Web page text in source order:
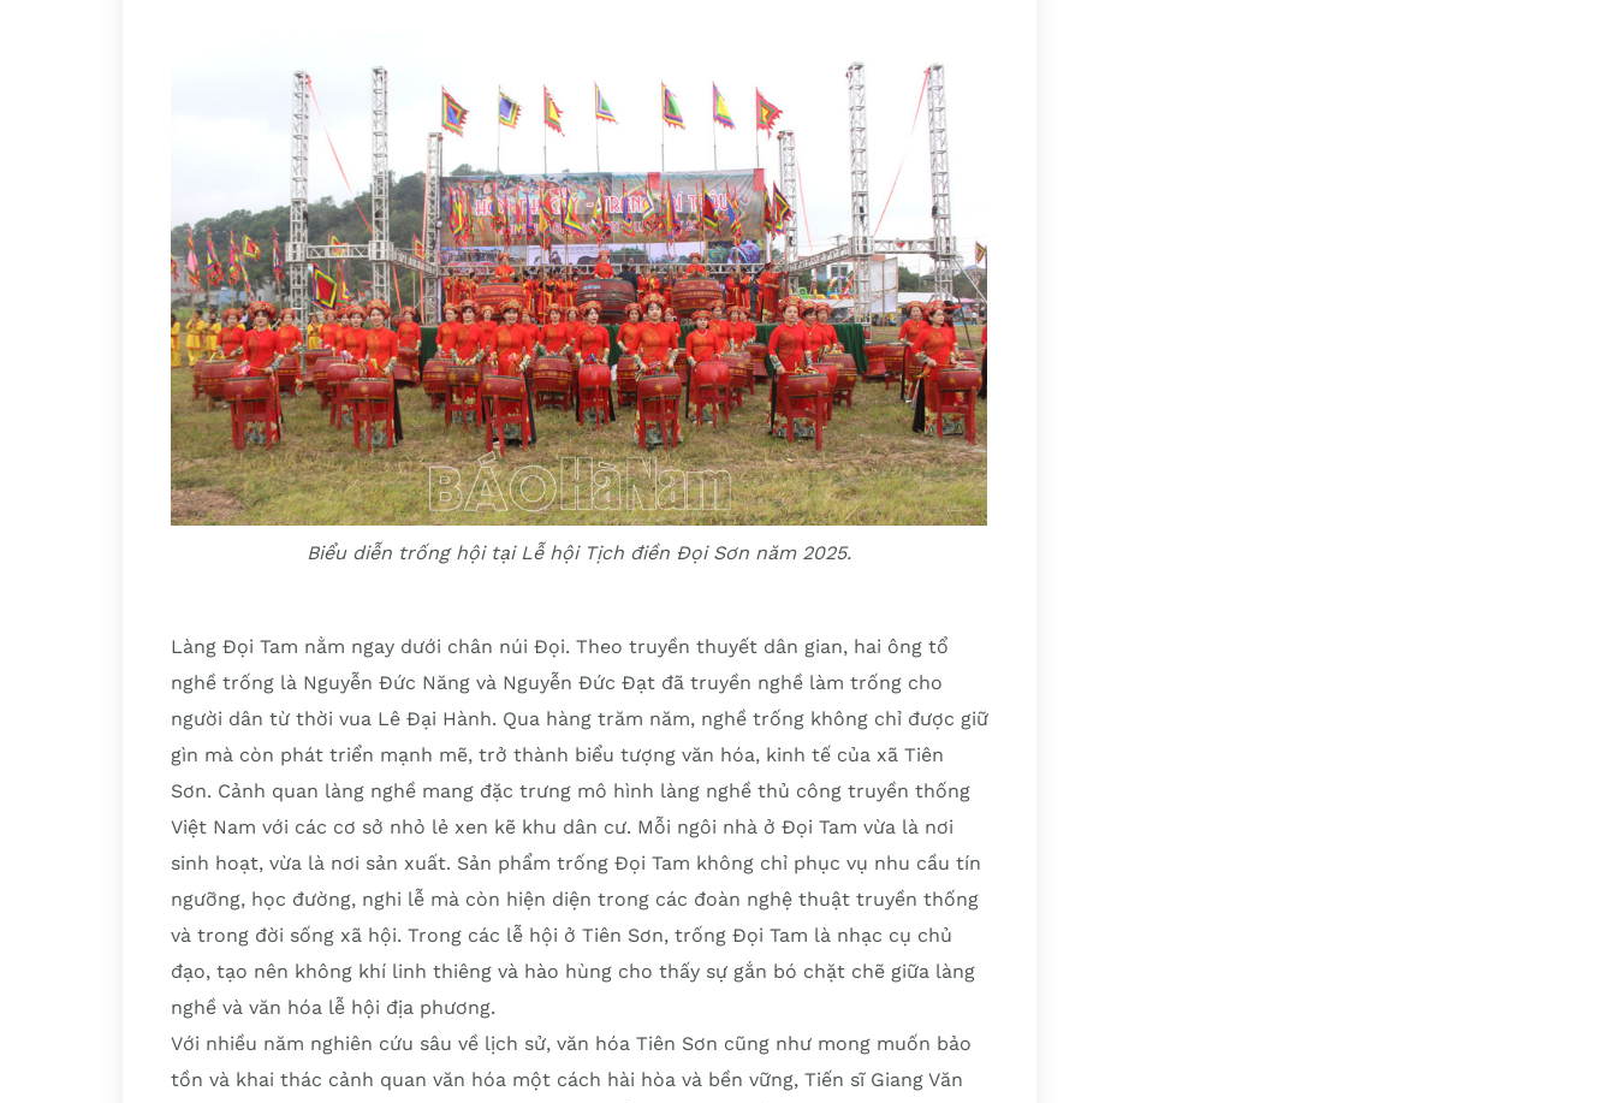
Biểu diễn trống hội tại Lễ hội Tịch điền Đọi Sơn năm 2025.
Làng Đọi Tam nằm ngay dưới chân núi Đọi. Theo truyền thuyết dân gian, hai ông tổ
nghề trống là Nguyễn Đức Năng và Nguyễn Đức Đạt đã truyền nghề làm trống cho
người dân từ thời vua Lê Đại Hành. Qua hàng trăm năm, nghề trống không chỉ được giữ
gìn mà còn phát triển mạnh mẽ, trở thành biểu tượng văn hóa, kinh tế của xã Tiên
Sơn. Cảnh quan làng nghề mang đặc trưng mô hình làng nghề thủ công truyền thống
Việt Nam với các cơ sở nhỏ lẻ xen kẽ khu dân cư. Mỗi ngôi nhà ở Đọi Tam vừa là nơi
sinh hoạt, vừa là nơi sản xuất. Sản phẩm trống Đọi Tam không chỉ phục vụ nhu cầu tín
ngưỡng, học đường, nghi lễ mà còn hiện diện trong các đoàn nghệ thuật truyền thống
và trong đời sống xã hội. Trong các lễ hội ở Tiên Sơn, trống Đọi Tam là nhạc cụ chủ
đạo, tạo nên không khí linh thiêng và hào hùng cho thấy sự gắn bó chặt chẽ giữa làng
nghề và văn hóa lễ hội địa phương.
Với nhiều năm nghiên cứu sâu về lịch sử, văn hóa Tiên Sơn cũng như mong muốn bảo
tồn và khai thác cảnh quan văn hóa một cách hài hòa và bền vững, Tiến sĩ Giang Văn